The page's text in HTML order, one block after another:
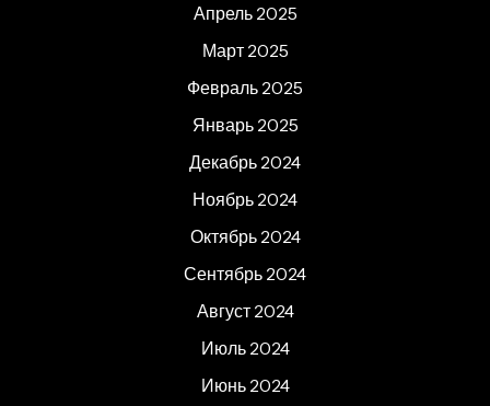
Апрель 2025
Март 2025
Февраль 2025
Январь 2025
Декабрь 2024
Ноябрь 2024
Октябрь 2024
Сентябрь 2024
Август 2024
Июль 2024
Июнь 2024